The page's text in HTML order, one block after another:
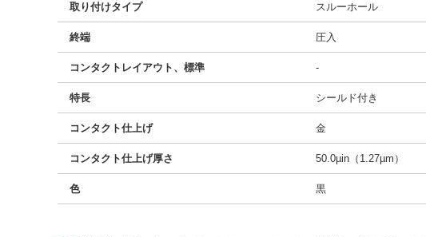
取り付けタイプ スルーホール
終端 圧入
コンタクトレイアウト、標準 -
特長 シールド付き
コンタクト仕上げ 金
コンタクト仕上げ厚さ 50.0µin（1.27µm）
色 黒